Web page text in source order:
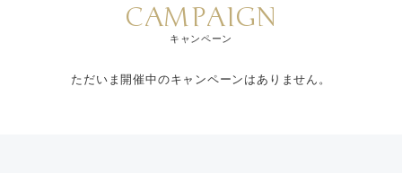
CAMPAIGN
キャンペーン
ただいま開催中のキャンペーンはありません。